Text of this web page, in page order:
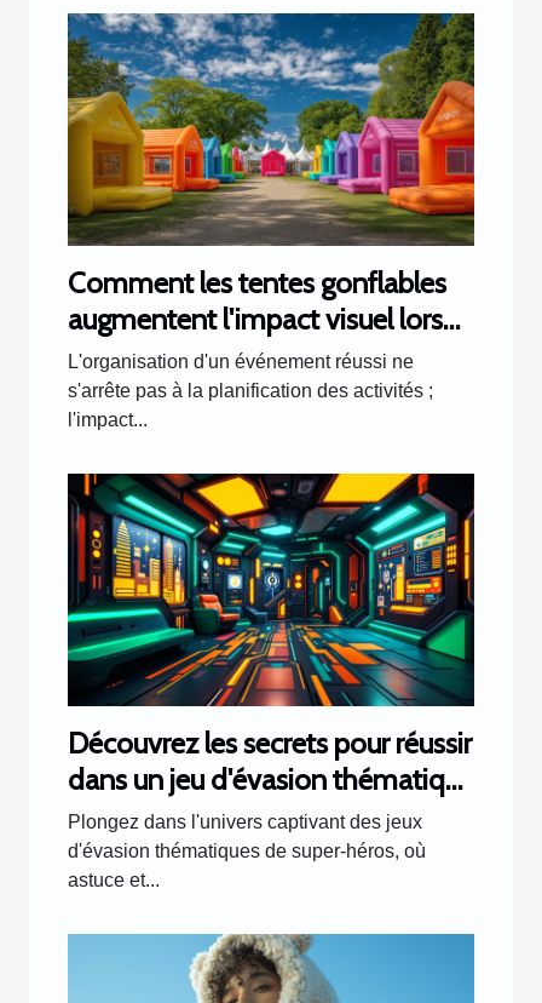
Comment les tentes gonflables
augmentent l'impact visuel lors
d'événements
L'organisation d'un événement réussi ne
s'arrête pas à la planification des activités ;
l'impact...
Découvrez les secrets pour réussir
dans un jeu d'évasion thématique
de super-héros
Plongez dans l'univers captivant des jeux
d'évasion thématiques de super-héros, où
astuce et...